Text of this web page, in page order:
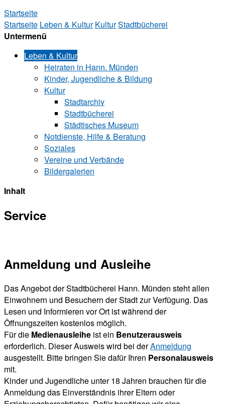
Startseite
Startseite Leben & Kultur KulturStadtbücherei
Untermenü
Leben & Kultur
Heiraten in Hann. Münden
Kinder, Jugendliche & Bildung
Kultur
Stadtarchiv
Stadtbücherei
Städtisches Museum
Notdienste, Hilfe & Be‍ra‍tung
Soziales
Vereine und Verbände
Bildergalerien
Inhalt
Service
Anmeldung und Ausleihe
Das Angebot der Stadtbücherei Hann. Münden steht allen
Einwohnern und Besuchern der Stadt zur Verfügung. Das
Lesen und Informieren vor Ort ist während der
Öffnungszeiten kostenlos möglich.
Für die Medienausleihe ist ein Benutzerausweis
erforderlich. Dieser Ausweis wird bei derAnmeldung
ausgestellt. Bitte bringen Sie dafür Ihren Personalausweis
mit.
Kinder und Jugendliche unter 18 Jahren brauchen für die
Anmeldung das Einverständnis ihrer Eltern oder